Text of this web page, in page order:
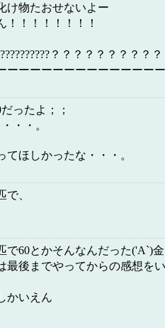
け物たおせないよー
！！！！！！！
？？？？？？？？？
ーーーーーーーーーーーーー
ったよ；；
・・。
ほしかったな・・・。
、
で60とかそんなんだった('A`)
最後までやってからの感想を
かいえん